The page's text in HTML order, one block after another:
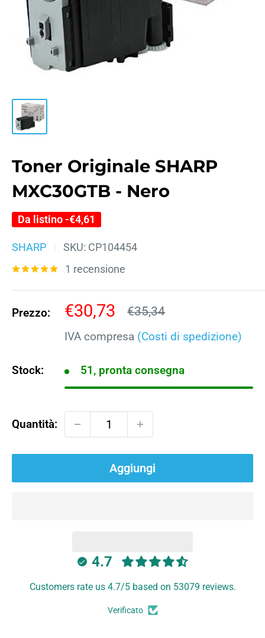
Toner Originale SHARP
MXC30GTB - Nero
Da listino -€4,61
SHARP SKU: CP104454
1 recensione
Prezzo:
Prezzo
scontato
€30,73 Prezzo
€35,34
IVA compresa (Costi di spedizione)
Stock: 51, pronta consegna
Quantità:
Aggiungi
4.7
Customers rate us 4.7/5 based on 53079 reviews.
Verificato